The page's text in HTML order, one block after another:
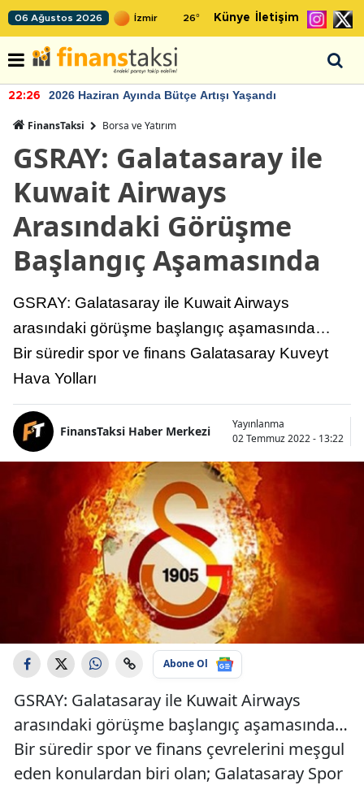
06 Ağustos 2026 26° Künye İletişim
22:26 2026 Haziran Ayında Bütçe Artışı Yaşandı
FinansTaksi Borsa ve Yatırım
GSRAY: Galatasaray ile
Kuwait Airways
Arasındaki Görüşme
Başlangıç Aşamasında
GSRAY: Galatasaray ile Kuwait Airways
arasındaki görüşme başlangıç aşamasında…
Bir süredir spor ve finans Galatasaray Kuveyt
Hava Yolları
FinansTaksi Haber Merkezi
Yayınlanma
02 Temmuz 2022 - 13:22
Abone Ol
GSRAY: Galatasaray ile Kuwait Airways
arasındaki görüşme başlangıç aşamasında…
Bir süredir spor ve finans çevrelerini meşgul
eden konulardan biri olan; Galatasaray Spor